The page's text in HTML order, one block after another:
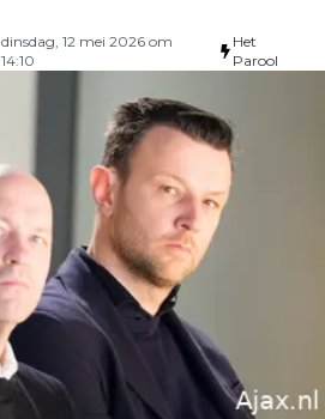
dinsdag, 12 mei 2026 om
14:10
Het
Parool